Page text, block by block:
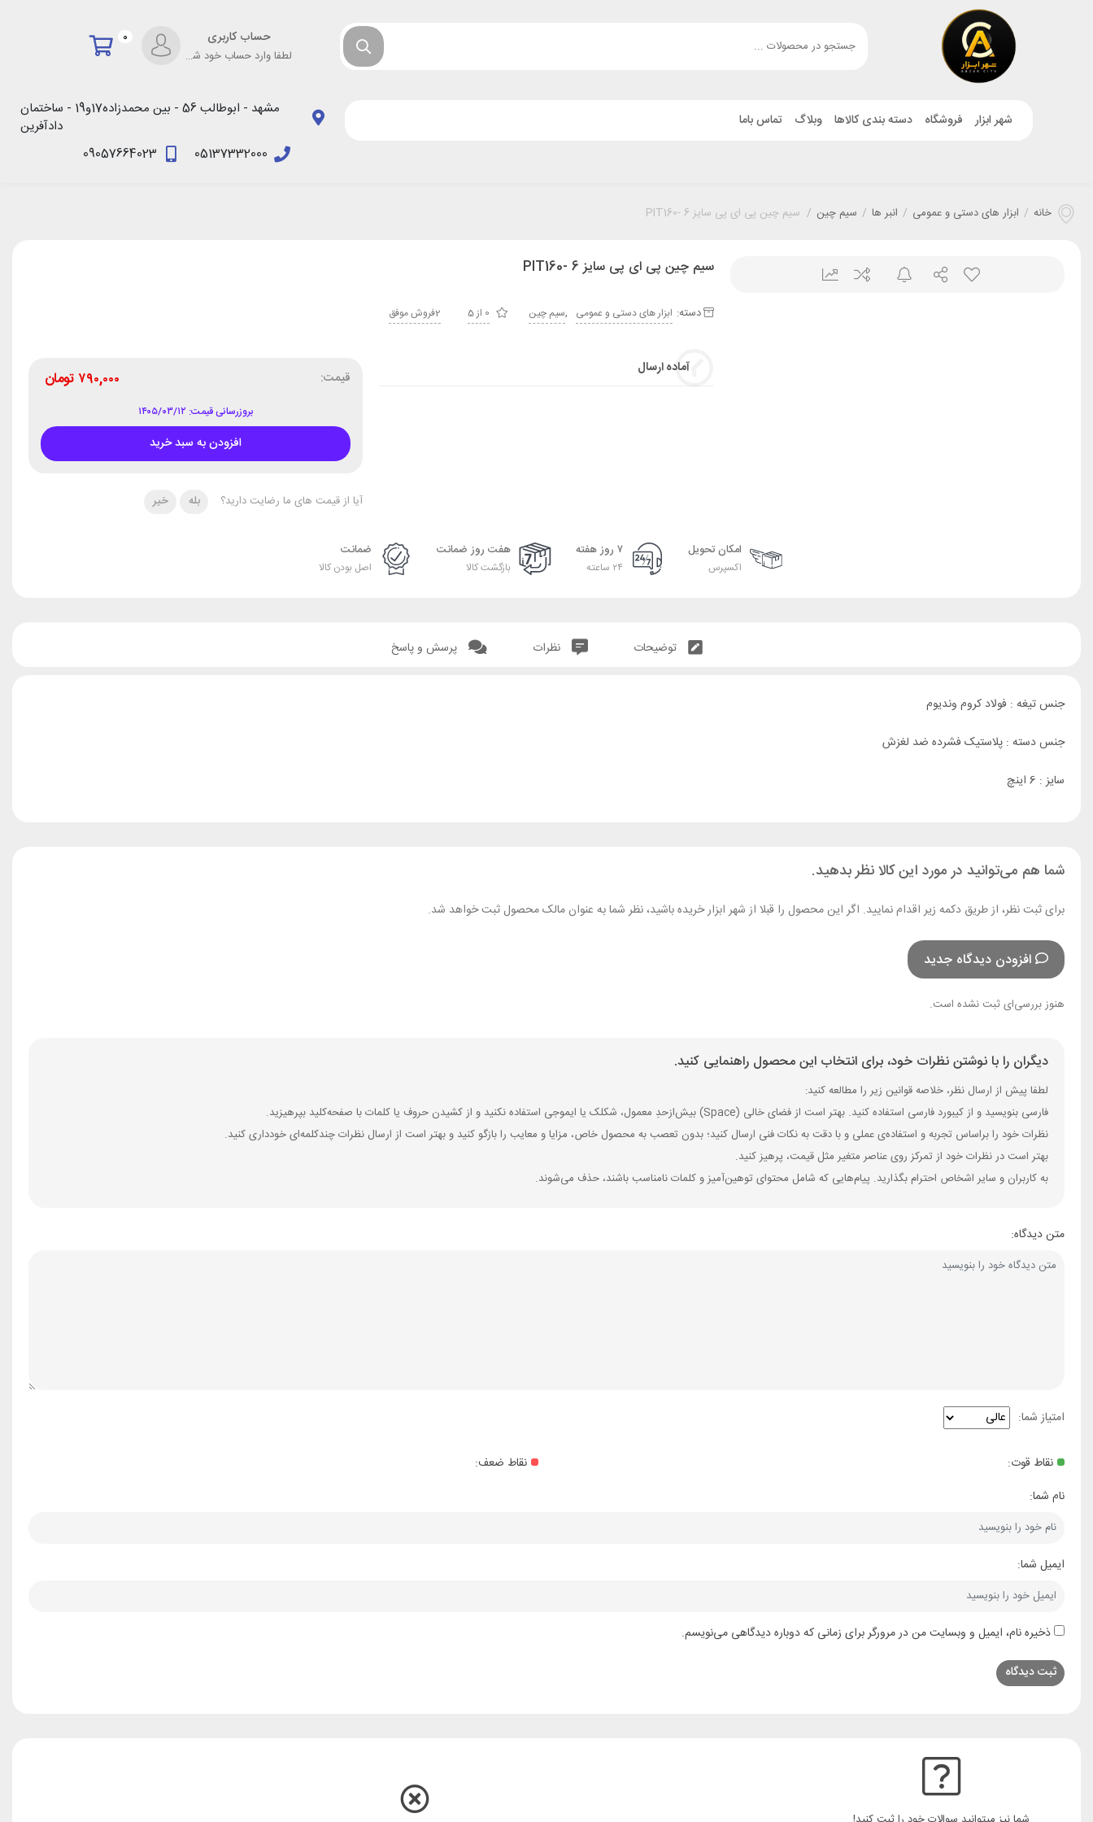
حساب کاربری
لطفا وارد حساب خود شوید!
0
شهر ابزار فروشگاه دسته بندی کالاها وبلاگ تماس باما
مشهد - ابوطالب 56 - بین محمدزاده17و19 - ساختمان
دادآفرین
05137332000
09057664023
خانه / ابزار های دستی و عمومی / انبر ها / سیم چین / سیم چین پی ای پی سایز 6 -PIT160
سیم چین پی ای پی سایز 6 -PIT160
دسته: ابزار های دستی و عمومی ,سیم چین 0 از 5 2فروش موفق
آماده ارسال
قیمت: تومان ۷۹۰,۰۰۰
بروزرسانی قیمت: ۱۴۰۵/۰۳/۱۲
افزودن به سبد خرید
آیا از قیمت های ما رضایت دارید؟ بله خیر
امکان تحویل
اکسپرس
۷ روز هفته
۲۴ ساعته
هفت روز ضمانت
بازگشت کالا
ضمانت
اصل بودن کالا
توضیحات نظرات پرسش و پاسخ
جنس تیغه : فولاد کروم وندیوم
جنس دسته : پلاستیک فشرده ضد لغزش
سایز : 6 اینچ
شما هم می‌توانید در مورد این کالا نظر بدهید.
برای ثبت نظر، از طریق دکمه زیر اقدام نمایید. اگر این محصول را قبلا از شهر ابزار خریده باشید، نظر شما به عنوان مالک محصول ثبت خواهد شد.
افزودن دیدگاه جدید
هنوز بررسی‌ای ثبت نشده است.
دیگران را با نوشتن نظرات خود، برای انتخاب این محصول راهنمایی کنید.
لطفا پیش از ارسال نظر، خلاصه قوانین زیر را مطالعه کنید:
فارسی بنویسید و از کیبورد فارسی استفاده کنید. بهتر است از فضای خالی (Space) بیش‌از‌حدِ معمول، شکلک یا ایموجی استفاده نکنید و از کشیدن حروف یا کلمات با صفحه‌کلید بپرهیزید.
نظرات خود را براساس تجربه و استفاده‌ی عملی و با دقت به نکات فنی ارسال کنید؛ بدون تعصب به محصول خاص، مزایا و معایب را بازگو کنید و بهتر است از ارسال نظرات چندکلمه‌‌ای خودداری کنید.
بهتر است در نظرات خود از تمرکز روی عناصر متغیر مثل قیمت، پرهیز کنید.
به کاربران و سایر اشخاص احترام بگذارید. پیام‌هایی که شامل محتوای توهین‌آمیز و کلمات نامناسب باشند، حذف می‌شوند.
متن دیدگاه:
امتیاز شما:
نقاط قوت:
نقاط ضعف:
نام شما:
ایمیل شما:
ذخیره نام، ایمیل و وبسایت من در مرورگر برای زمانی که دوباره دیدگاهی می‌نویسم.